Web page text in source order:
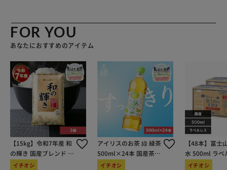
FOR YOU
あなたにおすすめのアイテム
【15kg】令和7年産 和
の輝き 国産ブレンド 5
kg×3袋
イチオシ
アイリスのお茶 綠 緑茶
500ml×24本 国産茶葉
100％使用
イチオシ
【48本】富士
水 500ml ラベ
イチオシ